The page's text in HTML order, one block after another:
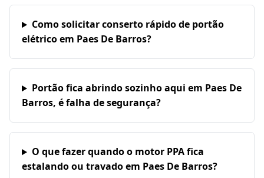
Como solicitar conserto rápido de portão
elétrico em Paes De Barros?
Portão fica abrindo sozinho aqui em Paes De
Barros, é falha de segurança?
O que fazer quando o motor PPA fica
estalando ou travado em Paes De Barros?